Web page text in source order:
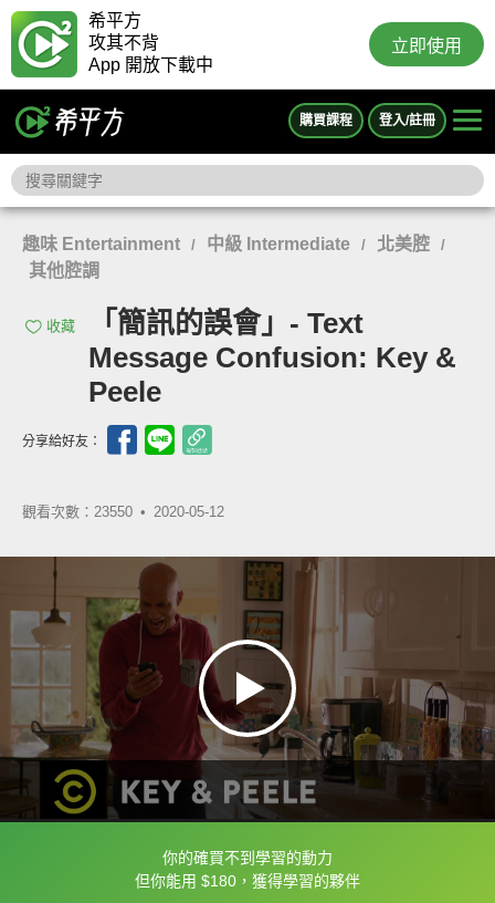
希平方
攻其不背
App 開放下載中
立即使用
購買課程 登入/註冊
趣味 Entertainment / 中級 Intermediate / 北美腔 /
其他腔調
收藏
「簡訊的誤會」- Text
Message Confusion: Key &
Peele
分享給好友：
觀看次數：23550 • 2020-05-12
你的確買不到學習的動力
但你能用 $180，獲得學習的夥伴
框選或點兩下字幕可以直接查字典喔！